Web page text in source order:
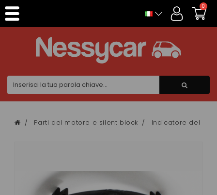
0
Parti del motore e silent block Indicatore del
Pannello di gestione dei cookies